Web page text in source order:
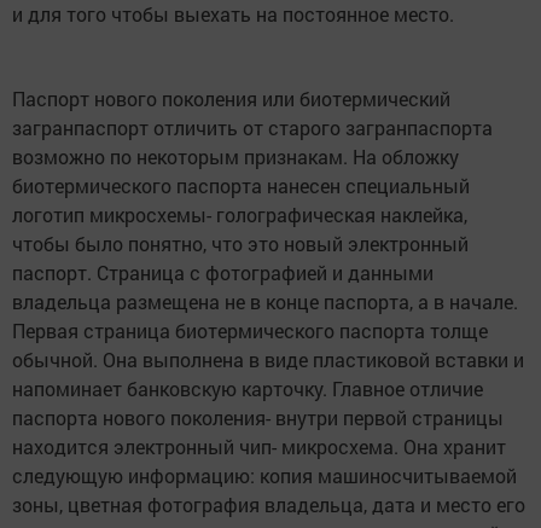
и для того чтобы выехать на постоянное место.
Паспорт нового поколения или биотермический
загранпаспорт отличить от старого загранпаспорта
возможно по некоторым признакам. На обложку
биотермического паспорта нанесен специальный
логотип микросхемы- голографическая наклейка,
чтобы было понятно, что это новый электронный
паспорт. Страница с фотографией и данными
владельца размещена не в конце паспорта, а в начале.
Первая страница биотермического паспорта толще
обычной. Она выполнена в виде пластиковой вставки и
напоминает банковскую карточку. Главное отличие
паспорта нового поколения- внутри первой страницы
находится электронный чип- микросхема. Она хранит
следующую информацию: копия машиносчитываемой
зоны, цветная фотография владельца, дата и место его